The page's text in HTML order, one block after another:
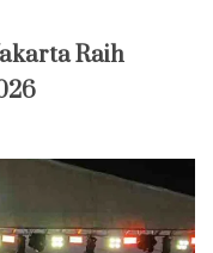
Raih